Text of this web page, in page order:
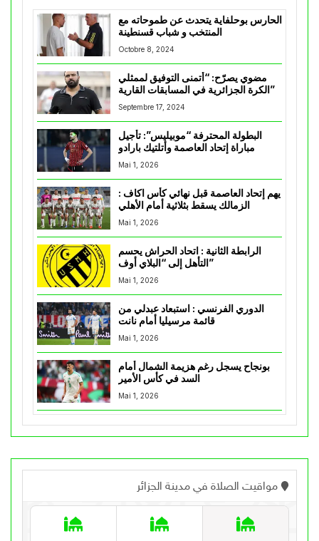
الحارس بوحلفاية يتحدث عن طموحاته مع
المنتخب و شباب قسنطينة
Octobre 8, 2024
مضوي يصرّح: “أتمنى التوفيق لممثلي
الكرة الجزائرية في المسابقات القارية”
Septembre 17, 2024
البطولة المحترفة “موبيليس”: تأجيل
مباراة إتحاد العاصمة وأتلتيك بارادو
Mai 1, 2026
يهم إتحاد العاصمة قبل نهائي كأس اكاف :
Mai 1, 2026
الرابطة الثانية : اتحاد الحراش يحسم
التأهل إلى “البلاي أوف”
Mai 1, 2026
الدوري الفرنسي : استبعاد عبدلي من
قائمة مرسيليا أمام نانت
Mai 1, 2026
بونجاح يسجل رغم هزيمة الشمال أمام
السد في كأس الأمير
Mai 1, 2026